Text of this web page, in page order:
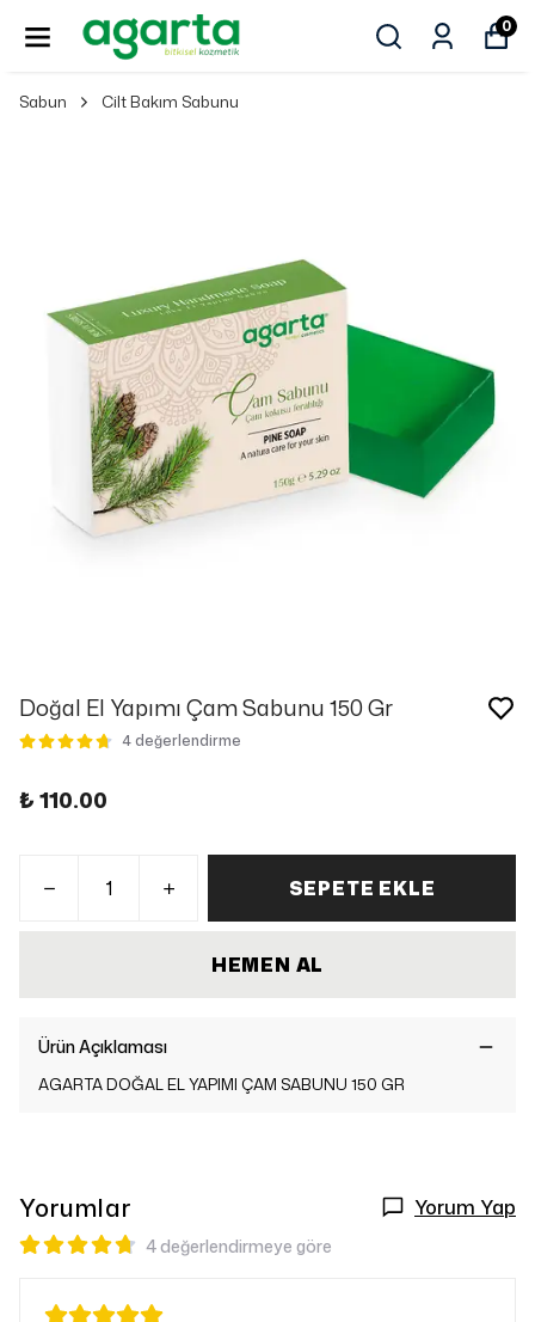
0
Sabun Cilt Bakım Sabunu
Doğal El Yapımı Çam Sabunu 150 Gr
4 değerlendirme
₺ 110.00
SEPETE EKLE
HEMEN AL
Ürün Açıklaması
AGARTA DOĞAL EL YAPIMI ÇAM SABUNU 150 GR
Yorumlar Yorum Yap
4 değerlendirmeye göre